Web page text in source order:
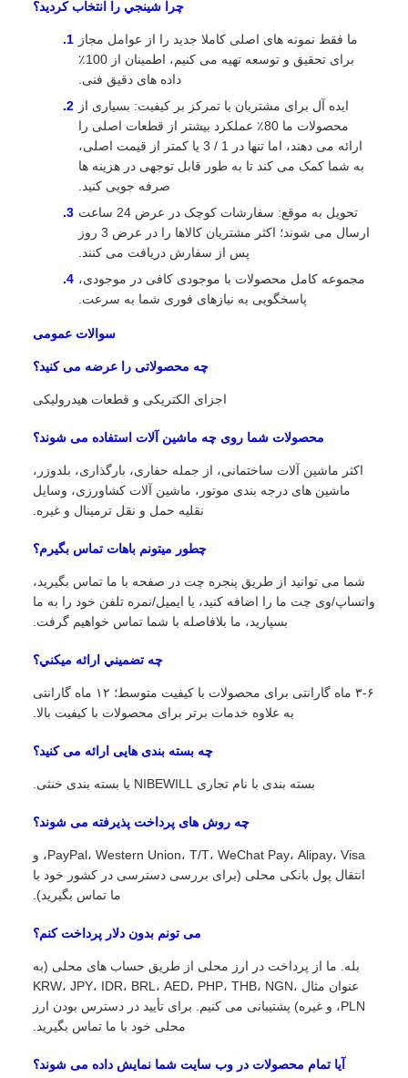
چرا شينجي را انتخاب کرديد؟
ما فقط نمونه های اصلی کاملا جدید را از عوامل مجاز
برای تحقیق و توسعه تهیه می کنیم، اطمینان از 100٪
داده های دقیق فنی.
ایده آل برای مشتریان با تمرکز بر کیفیت: بسیاری از
محصولات ما 80٪ عملکرد بیشتر از قطعات اصلی را
ارائه می دهند، اما تنها در 1 / 3 یا کمتر از قیمت اصلی،
به شما کمک می کند تا به طور قابل توجهی در هزینه ها
صرفه جویی کنید.
تحویل به موقع: سفارشات کوچک در عرض 24 ساعت
ارسال می شوند؛ اکثر مشتریان کالاها را در عرض 3 روز
پس از سفارش دریافت می کنند.
مجموعه کامل محصولات با موجودی کافی در موجودی،
پاسخگویی به نیازهای فوری شما به سرعت.
سوالات عمومی
چه محصولاتی را عرضه می کنید؟
اجزای الکتریکی و قطعات هیدرولیکی
محصولات شما روی چه ماشین آلات استفاده می شوند؟
اکثر ماشین آلات ساختمانی، از جمله حفاری، بارگذاری، بلدوزر،
ماشین های درجه بندی موتور، ماشین آلات کشاورزی، وسایل
نقلیه حمل و نقل ترمینال و غیره.
چطور ميتونم باهات تماس بگيرم؟
شما می توانید از طریق پنجره چت در صفحه با ما تماس بگیرید،
واتساپ/وی چت ما را اضافه کنید، یا ایمیل/نمره تلفن خود را به ما
بسپارید، ما بلافاصله با شما تماس خواهیم گرفت.
چه تضميني ارائه ميکني؟
۳-۶ ماه گارانتی برای محصولات با کیفیت متوسط؛ ۱۲ ماه گارانتی
به علاوه خدمات برتر برای محصولات با کیفیت بالا.
چه بسته بندی هایی ارائه می کنید؟
بسته بندی با نام تجاری NIBEWILL یا بسته بندی خنثی.
چه روش های پرداخت پذیرفته می شوند؟
PayPal، Western Union، T/T، WeChat Pay، Alipay، Visa، و
انتقال پول بانکی محلی (برای بررسی دسترسی در کشور خود با
ما تماس بگیرید).
می تونم بدون دلار پرداخت کنم؟
بله. ما از پرداخت در ارز محلی از طریق حساب های محلی (به
عنوان مثال KRW، JPY، IDR، BRL، AED، PHP، THB، NGN،
PLN، و غیره) پشتیبانی می کنیم. برای تأیید در دسترس بودن ارز
محلی خود با ما تماس بگیرید.
آیا تمام محصولات در وب سایت شما نمایش داده می شوند؟